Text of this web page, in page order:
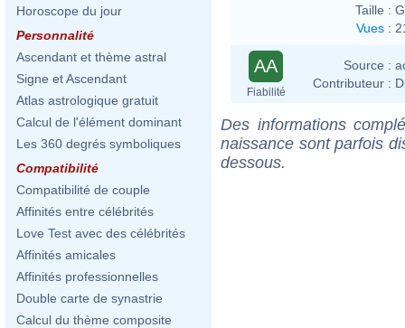
Horoscope du jour
Personnalité
Ascendant et thème astral
Signe et Ascendant
Atlas astrologique gratuit
Calcul de l'élément dominant
Les 360 degrés symboliques
Compatibilité
Compatibilité de couple
Affinités entre célébrités
Love Test avec des célébrités
Affinités amicales
Affinités professionnelles
Double carte de synastrie
Calcul du thème composite
Taille :
Vues :
AA
Fiabilité
Source :
Contributeur :
Des informations
naissance sont parfois
dessous.